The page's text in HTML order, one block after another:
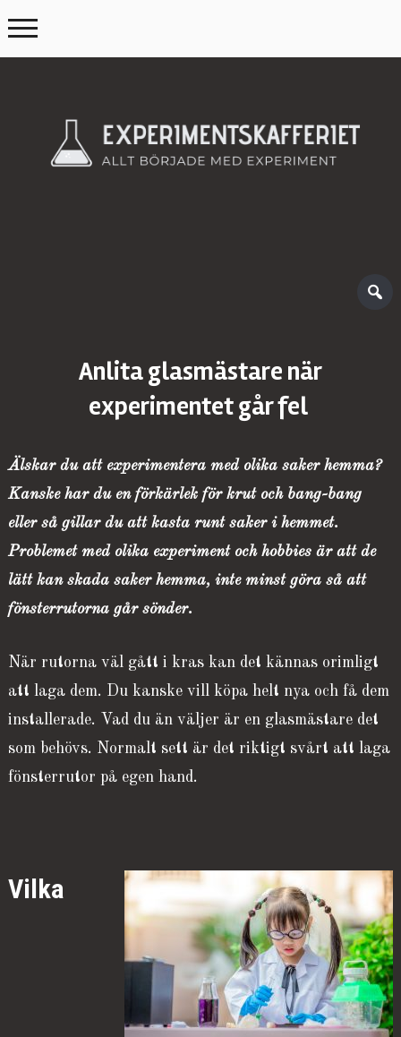
Anlita glasmästare när
experimentet går fel
Älskar du att experimentera med olika saker hemma?
Kanske har du en förkärlek för krut och bang-bang
eller så gillar du att kasta runt saker i hemmet.
Problemetmed olika experiment och hobbies är att de
lätt kan skada saker hemma, inte minst göra så att
fönsterrutorna går sönder.
När rutorna väl gått i kras kan det kännas orimligt
att laga dem. Du kanske vill köpa helt nya och få dem
installerade. Vad du än väljer är en glasmästare det
som behövs. Normalt sett är det riktigt svårt att laga
fönsterrutor på egen hand.
Vilka